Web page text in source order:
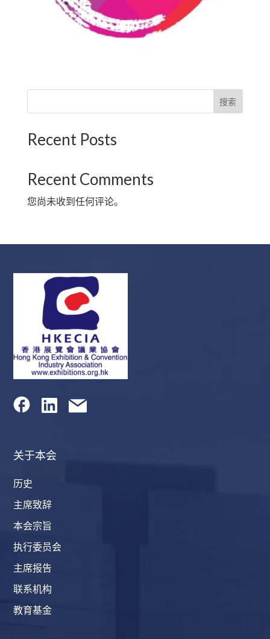
搜索
Recent Posts
Recent Comments
您尚未收到任何评论。
关于本会
历史
主席致辞
本会宗旨
执行委员会
主席报告
联系机构
教育基金